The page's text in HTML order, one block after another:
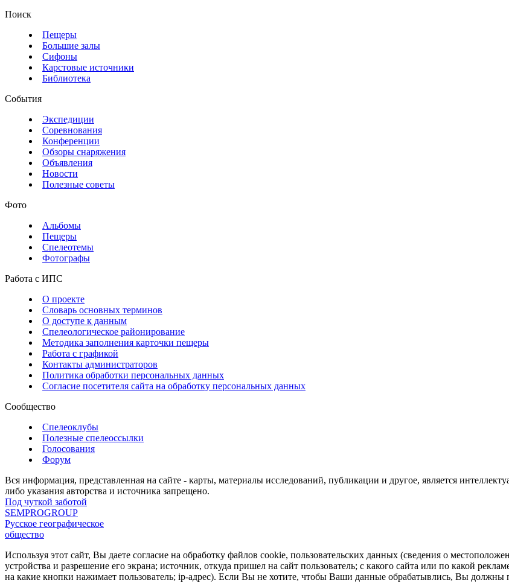
Поиск
Пещеры
Большие залы
Сифоны
Карстовые источники
Библиотека
События
Экспедиции
Соревнования
Конференции
Обзоры снаряжения
Объявления
Новости
Полезные советы
Фото
Альбомы
Пещеры
Спелеотемы
Фотографы
Работа с ИПС
О проекте
Словарь основных терминов
О доступе к данным
Спелеологическое районирование
Методика заполнения карточки пещеры
Работа с графикой
Контакты администраторов
Политика обработки персональных данных
Согласие посетителя сайта на обработку персональных данных
Сообщество
Спелеоклубы
Полезные спелеоссылки
Голосования
Форум
Вся информация, представленная на сайте - карты, материалы исследований, публикации и другое, является
либо указания авторства и источника запрещено.
Под чуткой заботой
SEMPROGROUP
Русское географическое
общество
Используя этот сайт, Вы даете согласие на обработку файлов cookie, пользовательских данных (сведения о
устройства и разрешение его экрана; источник, откуда пришел на сайт пользователь; с какого сайта или по какой
на какие кнопки нажимает пользователь; ip-адрес). Если Вы не хотите, чтобы Ваши данные обрабатывлись, Вы должны